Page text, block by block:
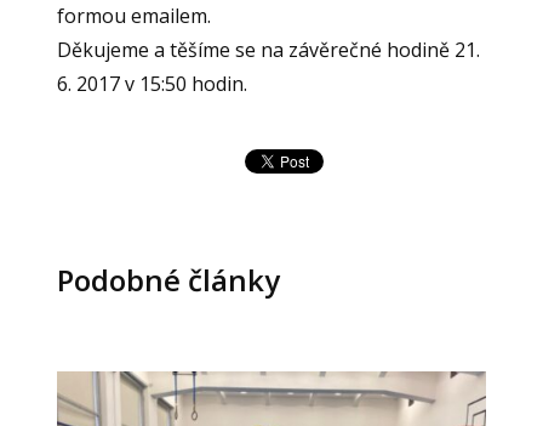
formou emailem.
Děkujeme a těšíme se na závěrečné hodině 21.
6. 2017 v 15:50 hodin.
Podobné články